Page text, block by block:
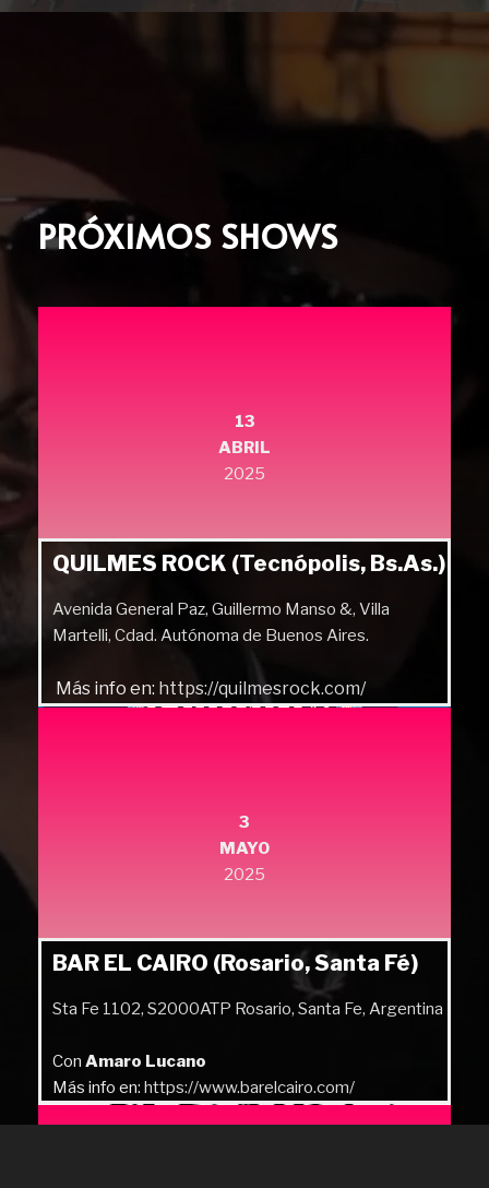
PRÓXIMOS SHOWS
13
ABRIL
2025
QUILMES ROCK (Tecnópolis, Bs.As.)
Avenida General Paz, Guillermo Manso &, Villa
Martelli, Cdad. Autónoma de Buenos Aires.
Más info en: https://quilmesrock.com/
3
MAYO
2025
BAR EL CAIRO (Rosario, Santa Fé)
Sta Fe 1102, S2000ATP Rosario, Santa Fe, Argentina
Con Amaro Lucano
Más info en: https://www.barelcairo.com/